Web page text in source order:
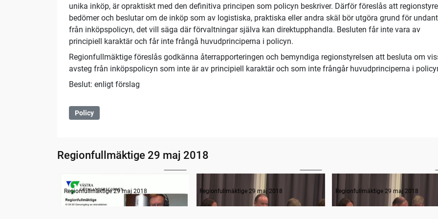
unika inköp, är opraktiskt med den definitiva principen som policyn beskriver. Därför föreslås att
bedömer och beslutar om de inköp som av logistiska, praktiska eller andra skäl bör utgöra grund för
från inköpspolicyn, det vill säga där förvaltningar själva kan direktupphandla. Besluten får inte vara av
principiell karaktär och får inte frångå huvudprinciperna i policyn.
Regionfullmäktige föreslås godkänna återrapporteringen och bemyndiga regionstyrelsen att besluta om
avsteg från inköpspolicyn som inte är av principiell karaktär och som inte frångår huvudprinciperna i
Beslut: enligt förslag
Policy
Regionfullmäktige 29 maj 2018
Information
Regionfullmäktige 29 maj 2018
Inledande formalia
Regionfullmäktige 29 maj 2018 Regionfullmäktige 29 maj 2018